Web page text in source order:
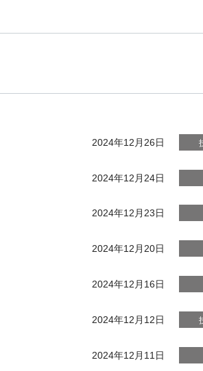
2024年12月26日
2024年12月24日
2024年12月23日
2024年12月20日
2024年12月16日
2024年12月12日
2024年12月11日